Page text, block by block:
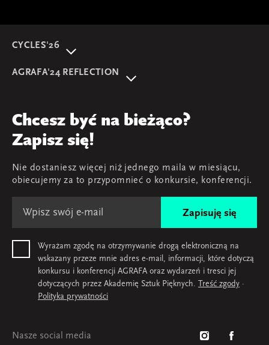
CYCLES'26
Przegląd
Young AGRAFA
Mapa i kontakt
AGRAFA'24 REFLECTION
AGRAFA'19. Opportunities
Chcesz być na bieżąco?
Zapisz się!
Nie dostaniesz więcej niż jednego maila w miesiącu,
obiecujemy za to przypomnieć o konkursie, konferencji.
Zapisuję się
Wyrażam zgodę na otrzymywanie drogą elektroniczną na
wskazany przeze mnie adres e-mail, informacji, które dotyczą
konkursu i konferencji AGRAFA oraz wydarzeń i tresci jej
dotyczących przez Akademię Sztuk Pięknych. Treść zgody ·
Polityka prywatności
Nasze social media